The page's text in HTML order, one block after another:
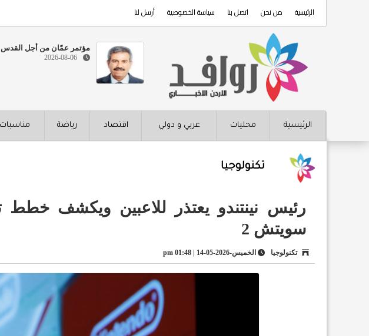
الرئيسية من نحن اتصل بنا سياسة الخصوصية أرسل لنا
مؤتمر عمّان من أجل القدس
2026-08-06
الرئيسية محليات عربي و دولي اقتصاد رياضة مناسبات
تكنولوجيا
رئيس نينتندو يعتذر للاعبين ويكشف خطط
سويتش 2
تكنولوجيا الخميس-2026-05-14 | 01:48 pm